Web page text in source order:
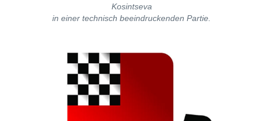
Kosintseva
in einer technisch beeindruckenden Partie.